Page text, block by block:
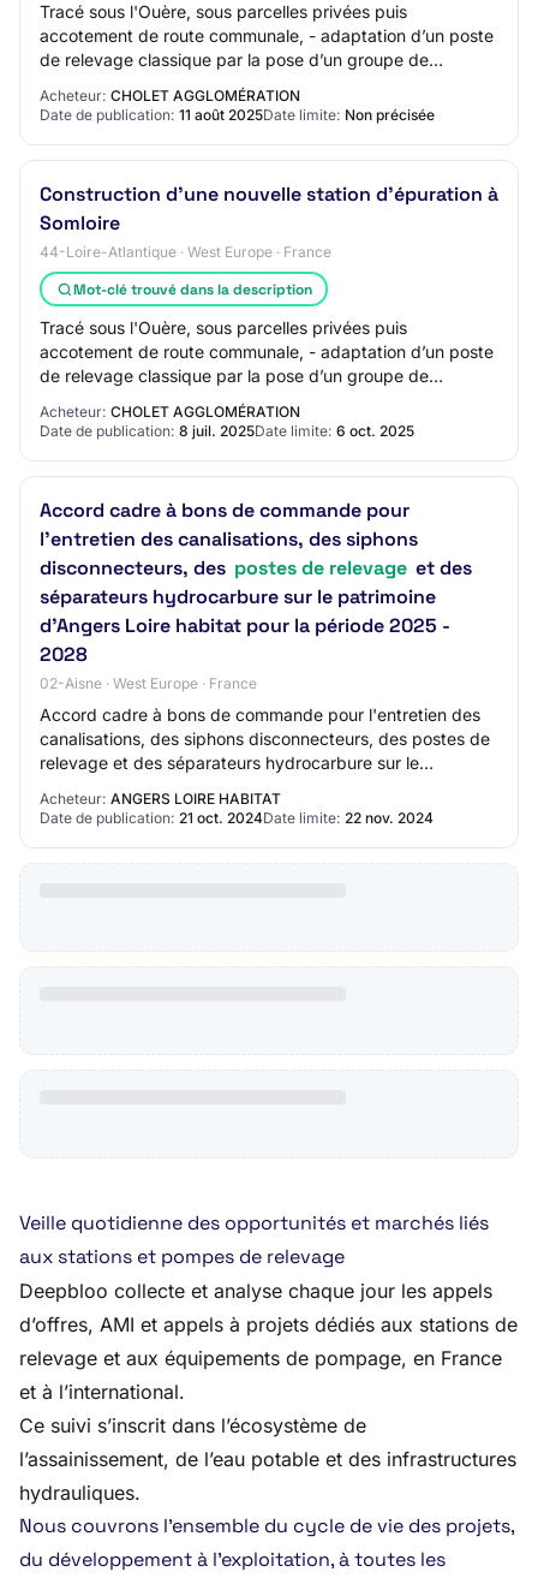
Tracé sous l'Ouère, sous parcelles privées puis
accotement de route communale, - adaptation d’un poste
de relevage classique par la pose d’un groupe de
pompage en ligne, offrant une capacité de refou…
Acheteur: CHOLET AGGLOMÉRATION
Date de publication: 11 août 2025Date limite: Non précisée
Construction d'une nouvelle station d'épuration à
Somloire
44-Loire-Atlantique · West Europe · France
Mot-clé trouvé dans la description
Tracé sous l'Ouère, sous parcelles privées puis
accotement de route communale, - adaptation d’un poste
de relevage classique par la pose d’un groupe de
pompage en ligne, offrant une capacité de refou…
Acheteur: CHOLET AGGLOMÉRATION
Date de publication: 8 juil. 2025Date limite: 6 oct. 2025
Accord cadre à bons de commande pour
l'entretien des canalisations, des siphons
disconnecteurs, des postes de relevage et des
séparateurs hydrocarbure sur le patrimoine
d'Angers Loire habitat pour la période 2025 -
2028
02-Aisne · West Europe · France
Accord cadre à bons de commande pour l'entretien des
canalisations, des siphons disconnecteurs, des postes de
relevage et des séparateurs hydrocarbure sur le
Acheteur: ANGERS LOIRE HABITAT
Date de publication: 21 oct. 2024Date limite: 22 nov. 2024
Veille quotidienne des opportunités et marchés liés
aux stations et pompes de relevage
Deepbloo collecte et analyse chaque jour les appels
d’offres, AMI et appels à projets dédiés aux stations de
relevage et aux équipements de pompage, en France
et à l’international.
Ce suivi s’inscrit dans l’écosystème de
l’assainissement, de l’eau potable et des infrastructures
hydrauliques.
Nous couvrons l’ensemble du cycle de vie des projets,
du développement à l’exploitation, à toutes les